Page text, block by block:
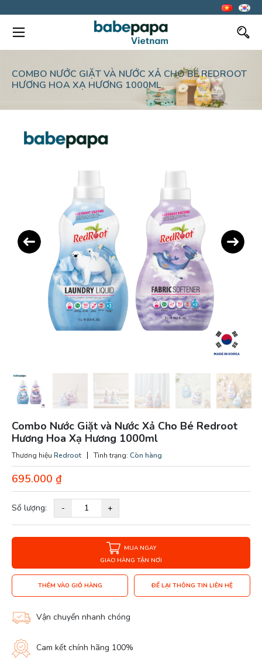
COMBO NƯỚC GIẶT VÀ NƯỚC XẢ CHO BÉ REDROOT
HƯƠNG HOA XẠ HƯƠNG 1000ML
Previous Next
Combo Nước Giặt và Nước Xả Cho Bé Redroot
Hương Hoa Xạ Hương 1000ml
Thương hiệu Redroot Tình trạng: Còn hàng
695.000 ₫
Số lượng: - +
MUA NGAY
GIAO HÀNG TẬN NƠI
THÊM VÀO GIỎ HÀNG ĐỂ LẠI THÔNG TIN LIÊN HỆ
Vận chuyển nhanh chóng
Cam kết chính hãng 100%